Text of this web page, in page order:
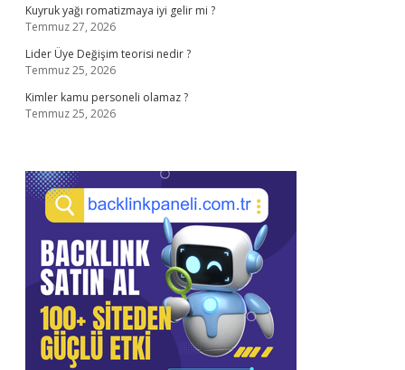
Kuyruk yağı romatizmaya iyi gelir mi ?
Temmuz 27, 2026
Lider Üye Değişim teorisi nedir ?
Temmuz 25, 2026
Kimler kamu personeli olamaz ?
Temmuz 25, 2026